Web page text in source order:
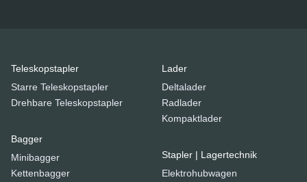
Teleskopstapler
Starre Teleskopstapler
Drehbare Teleskopstapler
Bagger
Minibagger
Kettenbagger
Lader
Deltalader
Radlader
Kompaktlader
Stapler | Lagertechnik
Elektrohubwagen